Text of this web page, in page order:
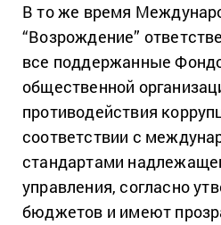
В то же время
“Возрождение”
все поддержанные
общественной
противодействия
соответствии с
стандартами
управления, согласно
бюджетов и имеют